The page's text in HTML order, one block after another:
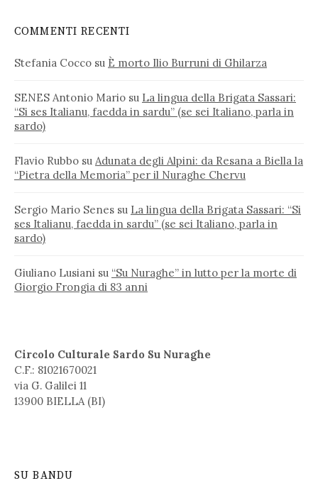
COMMENTI RECENTI
Stefania Cocco su È morto Ilio Burruni di Ghilarza
SENES Antonio Mario su La lingua della Brigata Sassari:
“Si ses Italianu, faedda in sardu” (se sei Italiano, parla in
sardo)
Flavio Rubbo su Adunata degli Alpini: da Resana a Biella la
“Pietra della Memoria” per il Nuraghe Chervu
Sergio Mario Senes su La lingua della Brigata Sassari: “Si
ses Italianu, faedda in sardu” (se sei Italiano, parla in
sardo)
Giuliano Lusiani su “Su Nuraghe” in lutto per la morte di
Giorgio Frongia di 83 anni
Circolo Culturale Sardo Su Nuraghe
C.F.: 81021670021
via G. Galilei 11
13900 BIELLA (BI)
SU BANDU